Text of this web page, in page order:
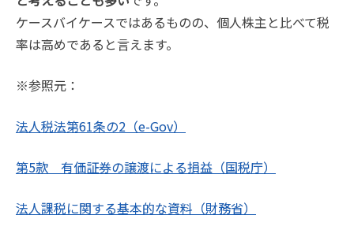
ケースバイケースではあるものの、個人株主と比べて税
率は高めであると言えます。
※参照元：
法人税法第61条の2（e-Gov）
第5款 有価証券の譲渡による損益（国税庁）
法人課税に関する基本的な資料（財務省）